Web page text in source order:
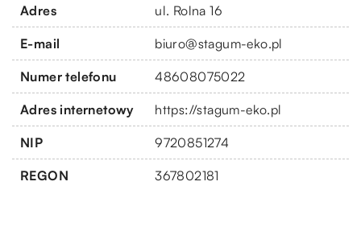
Adres ul. Rolna 16
E-mail biuro@stagum-eko.pl
Numer telefonu 48608075022
Adres internetowy https://stagum-eko.pl
NIP 9720851274
REGON 367802181